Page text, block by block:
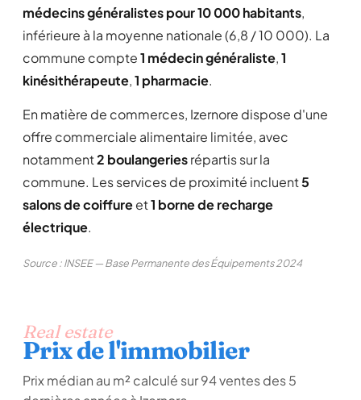
médecins généralistes pour 10 000 habitants,
inférieure à la moyenne nationale (6,8 / 10 000). La
commune compte1 médecin généraliste,1
kinésithérapeute,1 pharmacie.
En matière de commerces, Izernore dispose d'une
offre commerciale alimentaire limitée, avec
notamment2 boulangeriesrépartis sur la
commune. Les services de proximité incluent5
salons de coiffureet1 borne de recharge
électrique.
Source : INSEE — Base Permanente des Équipements 2024
Real estate
Prix de l'immobilier
Prix médian au m² calculé sur 94 ventes des 5